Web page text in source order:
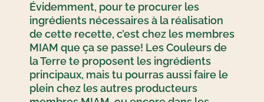
Évidemment, pour te procurer les
ingrédients nécessaires à la réalisation
de cette recette, c’est chez les membres
MIAM que ça se passe! Les Couleurs de
la Terre te proposent les ingrédients
principaux, mais tu pourras aussi faire le
plein chez les autres producteurs